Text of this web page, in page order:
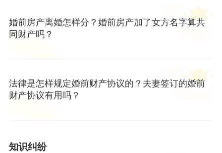
婚前房产离婚怎样分？婚前房产加了女方名字算共
同财产吗？
法律是怎样规定婚前财产协议的？夫妻签订的婚前
财产协议有用吗？
知识纠纷